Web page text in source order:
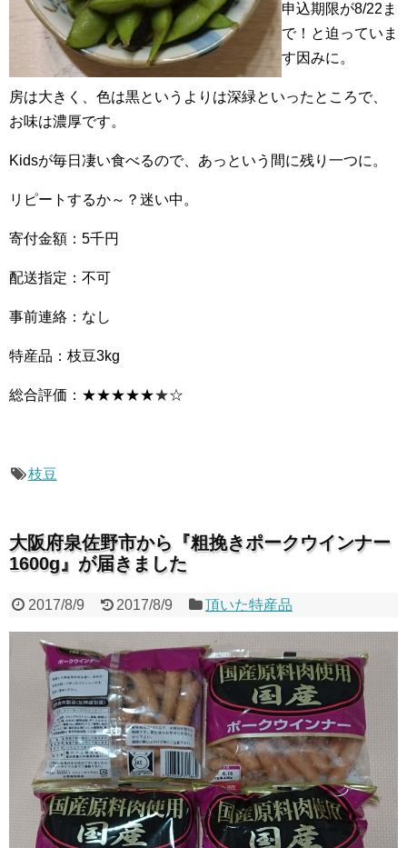
申込期限が8/22ま
で！と迫っていま
す因みに。
房は大きく、色は黒というよりは深緑といったところで、
お味は濃厚です。
Kidsが毎日凄い食べるので、あっという間に残り一つに。
リピートするか～？迷い中。
寄付金額：5千円
配送指定：不可
事前連絡：なし
特産品：枝豆3kg
総合評価：★★★★★★☆
枝豆
大阪府泉佐野市から『粗挽きポークウインナー
1600g』が届きました
2017/8/9 2017/8/9 頂いた特産品